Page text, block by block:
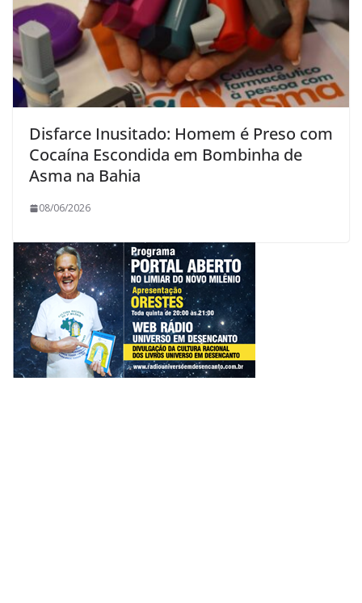
Disfarce Inusitado: Homem é Preso com
Cocaína Escondida em Bombinha de
Asma na Bahia
08/06/2026